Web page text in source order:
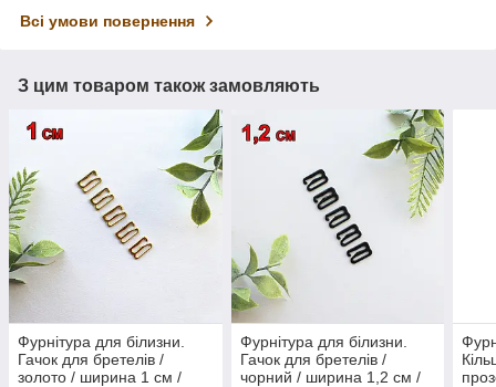
Всі умови повернення
З цим товаром також замовляють
Фурнітура для білизни.
Гачок для бретелів /
золото / ширина 1 см /
Фурнітура для білизни.
Гачок для бретелів /
чорний / ширина 1,2 см /